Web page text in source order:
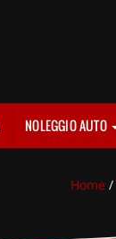
NOLEGGIO AUTO
Home /